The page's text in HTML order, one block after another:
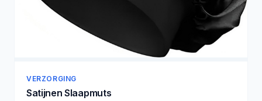
VERZORGING
Satijnen Slaapmuts